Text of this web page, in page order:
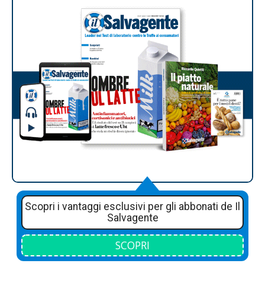
Scopri i vantaggi esclusivi per gli abbonati de Il
Salvagente
SCOPRI